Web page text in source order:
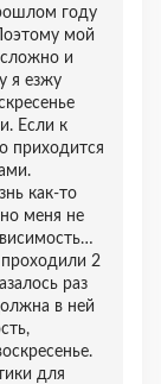
году
мой
и
я езжу
Если к
приходится
как-то
меня не
проходили 2
раз
в ней
для